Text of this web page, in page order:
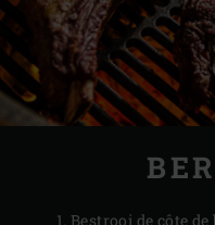
Bestrooi de côte